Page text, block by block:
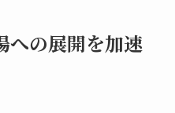
への展開を加速